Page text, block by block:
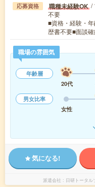
応募資格 職種未経験OK /
不要
■資格・経験・
歴書不要■面談
職場の雰囲気
年齢層
20代
男女比率
女性
気になる!
派遣会社 日研トータ